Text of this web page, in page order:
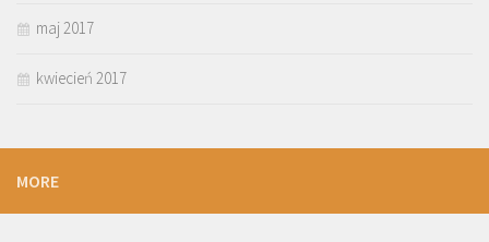
maj 2017
kwiecień 2017
MORE